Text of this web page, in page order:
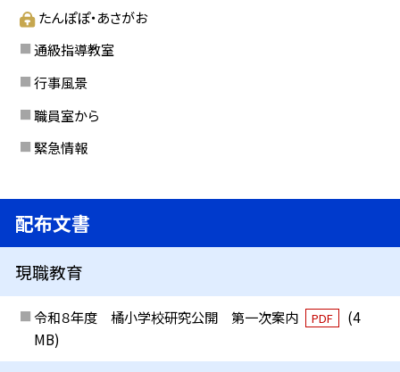
たんぽぽ・あさがお
通級指導教室
行事風景
職員室から
緊急情報
配布文書
現職教育
令和８年度 橘小学校研究公開 第一次案内 PDF
(4
MB)